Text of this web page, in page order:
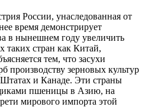
России, унаследованная от
время демонстрирует
в нынешнем году увеличить
таких стран как Китай,
тем, что засухи
производству зерновых культур
и Канаде. Эти страны
пшеницы в Азию, на
мирового импорта этой